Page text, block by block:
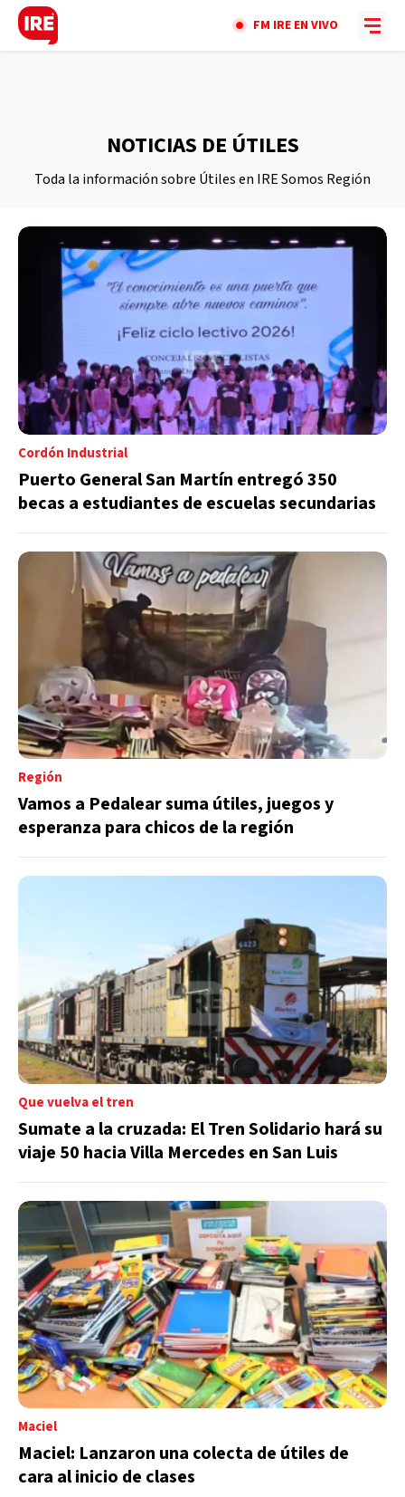
FM IRE EN VIVO
NOTICIAS DE ÚTILES
Toda la información sobre Útiles en IRE Somos Región
Cordón Industrial
Puerto General San Martín entregó 350
becas a estudiantes de escuelas secundarias
Región
Vamos a Pedalear suma útiles, juegos y
esperanza para chicos de la región
Que vuelva el tren
Sumate a la cruzada: El Tren Solidario hará su
viaje 50 hacia Villa Mercedes en San Luis
Maciel
Maciel: Lanzaron una colecta de útiles de
cara al inicio de clases